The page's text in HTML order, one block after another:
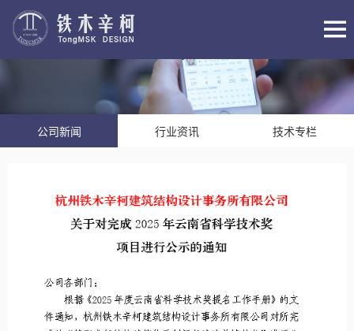
公司新闻 行业资讯 技术专栏